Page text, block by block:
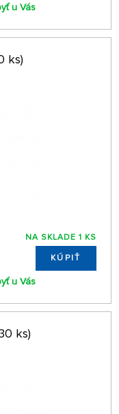
u Vás
ks)
NA SKLADE 1 KS
KÚPIŤ
u Vás
ks)